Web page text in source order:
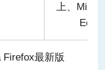
上、
Edge
Firefox最新版